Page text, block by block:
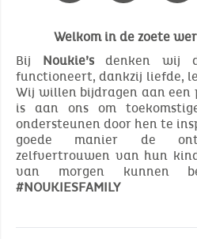
Welkom in de zoete
Bij Noukie’sdenken wij
functioneert, dankzij liefde,
Wij willen bijdragen aan een
is aan ons om
ondersteunen door hen te
goede manier de
zelfvertrouwen van hun
van morgen kunnen
#NOUKIESFAMILY